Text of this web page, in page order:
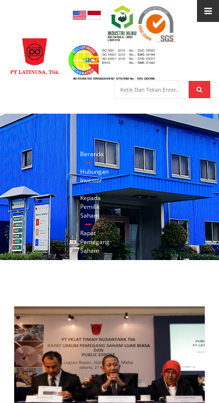
Beranda
Hubungan
Investor
Kepada
Pemilik
Saham
Rapat
Pemegang
Saham